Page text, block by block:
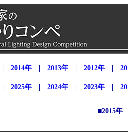
2014年| 2013年| 2012年|
2025年| 2024年| 2023年|
■2015年